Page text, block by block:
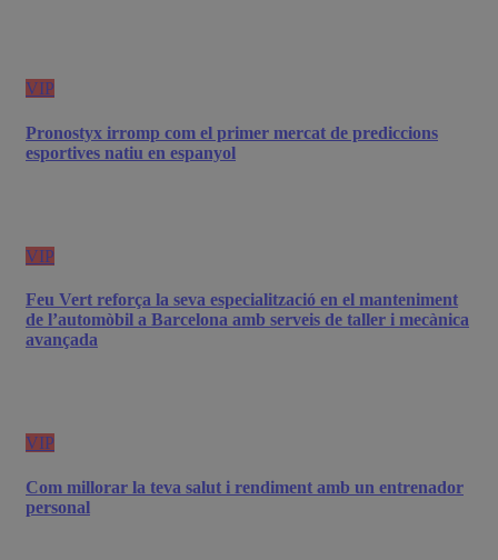
VIP
Pronostyx irromp com el primer mercat de prediccions
esportives natiu en espanyol
VIP
Feu Vert reforça la seva especialització en el manteniment
de l’automòbil a Barcelona amb serveis de taller i mecànica
avançada
VIP
Com millorar la teva salut i rendiment amb un entrenador
personal